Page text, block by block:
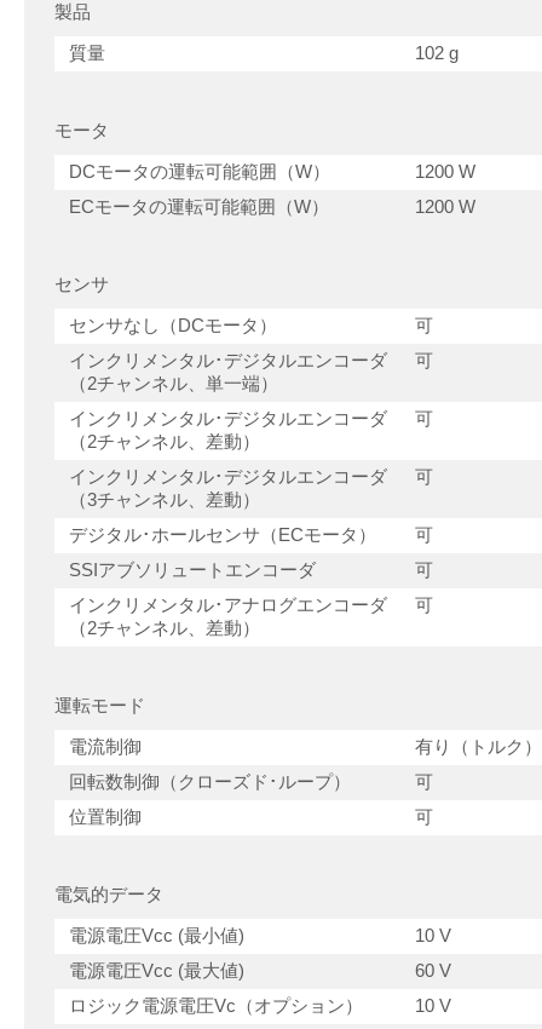
製品
質量
102 g
モータ
DCモータの運転可能範囲（W）
1200 W
ECモータの運転可能範囲（W）
1200 W
センサ
センサなし（DCモータ）
可
インクリメンタル･デジタルエンコーダ
（2チャンネル、単一端）
可
インクリメンタル･デジタルエンコーダ
（2チャンネル、差動）
可
インクリメンタル･デジタルエンコーダ
（3チャンネル、差動）
可
デジタル･ホールセンサ（ECモータ）
可
SSIアブソリュートエンコーダ
可
インクリメンタル･アナログエンコーダ
（2チャンネル、差動）
可
運転モード
電流制御
有り（トルク）
回転数制御（クローズド･ループ）
可
位置制御
可
電気的データ
電源電圧Vcc (最小値)
10 V
電源電圧Vcc (最大値)
60 V
ロジック電源電圧Vc（オプション）
10 V